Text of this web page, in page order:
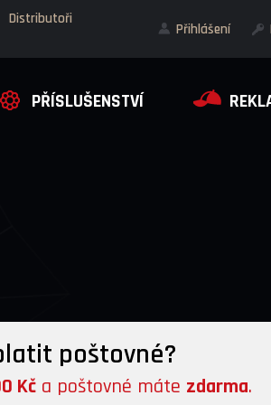
Distributoři
Přihlášení
PŘÍSLUŠENSTVÍ
poštovné?
Kč a poštovné máte zdarma.